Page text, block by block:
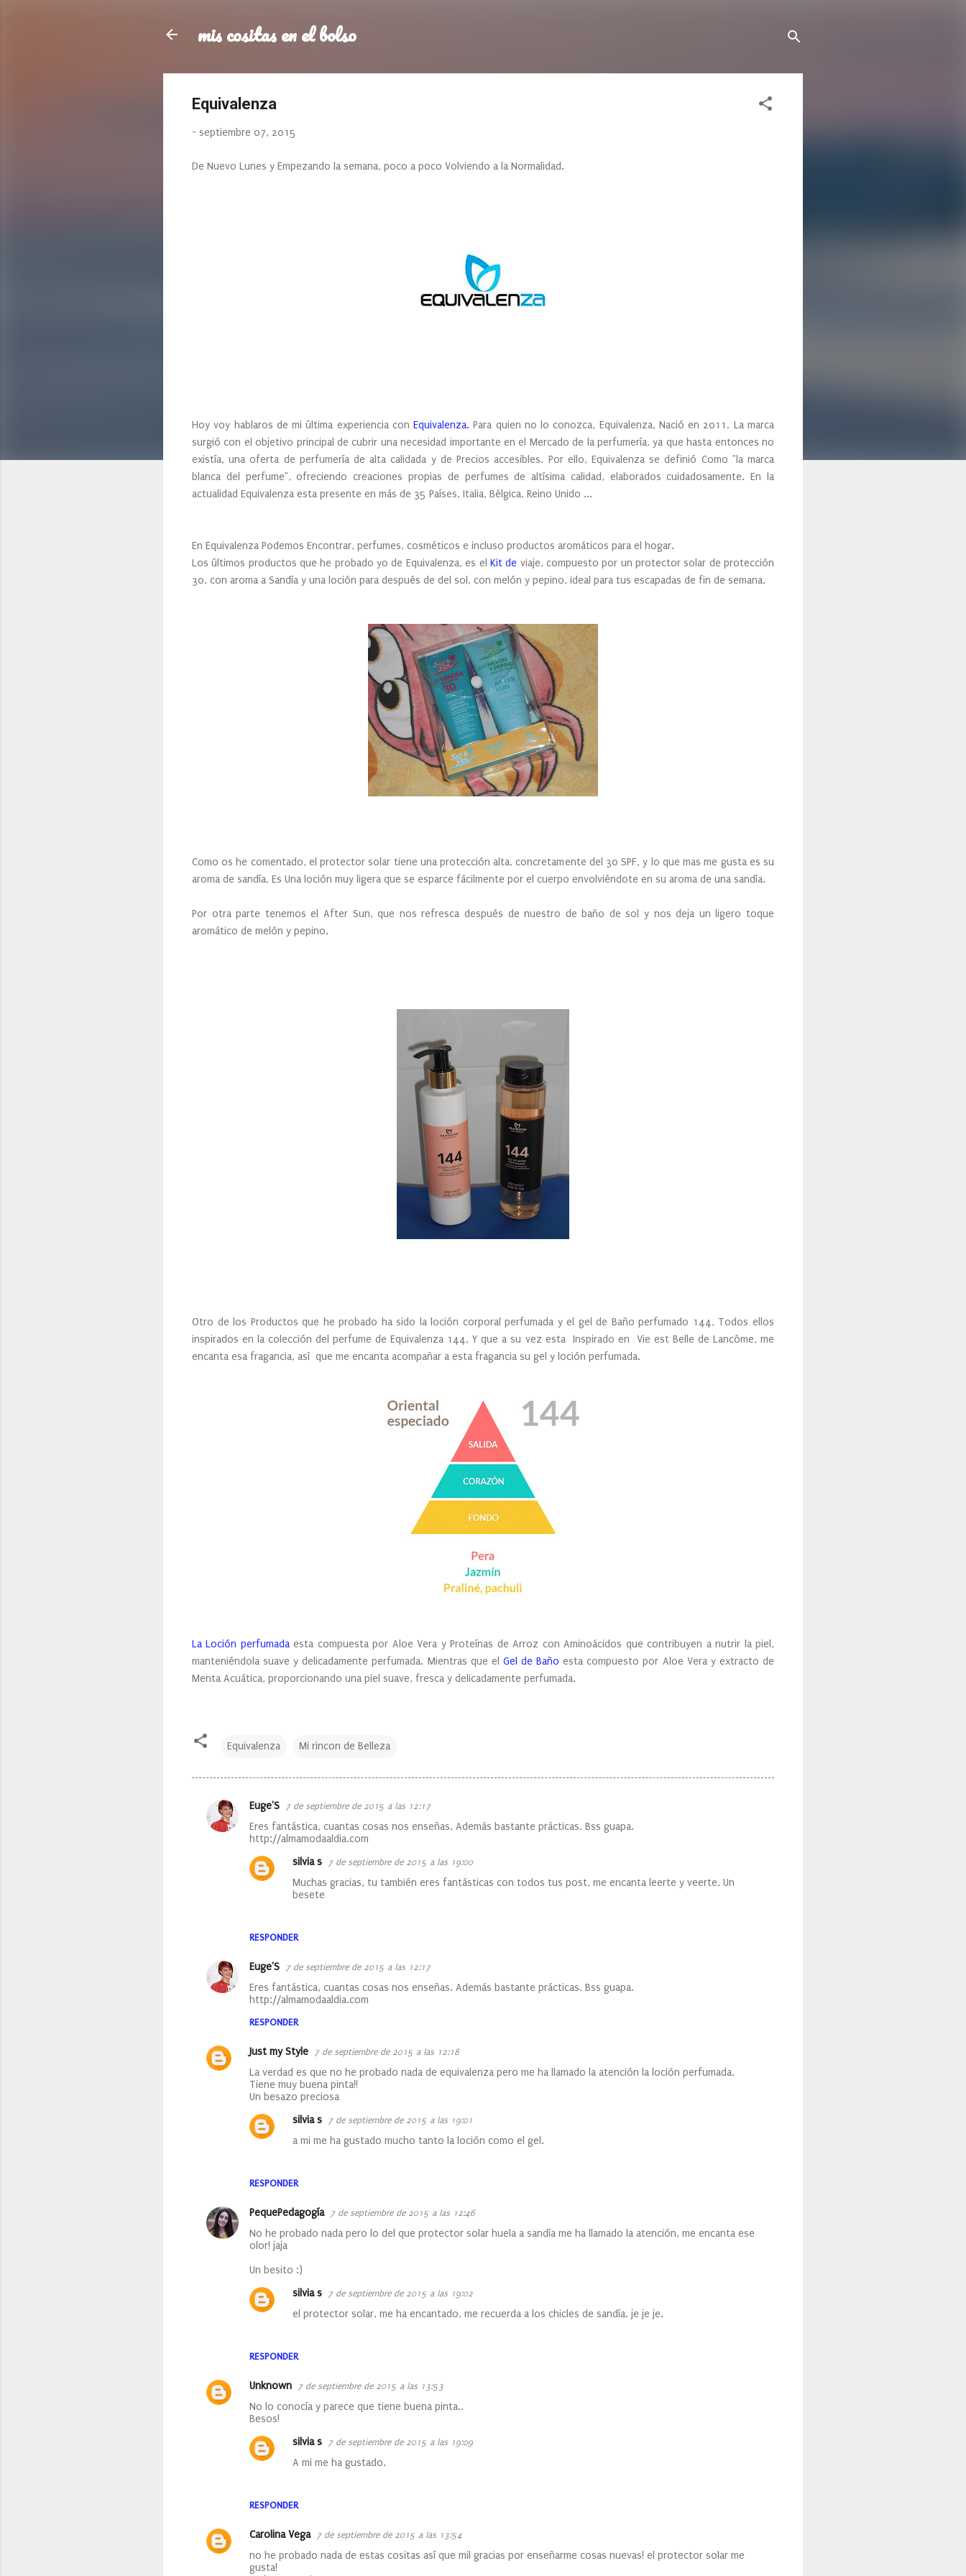
mis cositas en el bolso
Equivalenza
- septiembre 07, 2015
De Nuevo Lunes y Empezando la semana, poco a poco Volviendo a la Normalidad.
Hoy voy hablaros de mi última experiencia conEquivalenza.Para quien no lo conozca, Equivalenza, Nació en 2011. La marca
surgió con el objetivo principal de cubrir una necesidad importante en el Mercado de la perfumería, ya que hasta entonces no
existía, una oferta de perfumería de alta calidada y de Precios accesibles. Por ello, Equivalenza se definió Como "la marca
blanca del perfume", ofreciendo creaciones propias de perfumes de altísima calidad, elaborados cuidadosamente. En la
actualidad Equivalenza esta presente en más de 35 Países, Italia, Bélgica, Reino Unido ...
En Equivalenza Podemos Encontrar, perfumes, cosméticos e incluso productos aromáticos para el hogar.
Los últimos productos que he probado yo de Equivalenza, es el Kit de viaje, compuesto por un protector solar de protección
30, con aroma a Sandía y una loción para después de del sol, con melón y pepino, ideal para tus escapadas de fin de semana.
Como os he comentado, el protector solar tiene una protección alta, concretamente del 30 SPF, y lo que mas me gusta es su
aroma de sandía. Es Una loción muy ligera que se esparce fácilmente por el cuerpo envolviéndote en su aroma de una sandía.
Por otra parte tenemos el After Sun, que nos refresca después de nuestro de baño de sol y nos deja un ligero toque
aromático de melón y pepino.
Otro de los Productos que he probado ha sido la loción corporal perfumada y el gel de Baño perfumado 144, Todos ellos
inspirados en la colección del perfume de Equivalenza 144, Y que a su vez esta Inspirado en Vie est Belle de Lancôme, me
encanta esa fragancia, así que me encanta acompañar a esta fragancia su gel y loción perfumada.
La Loción perfumadaesta compuesta por Aloe Vera y Proteínas de Arroz con Aminoácidos que contribuyen a nutrir la piel,
manteniéndola suave y delicadamente perfumada. Mientras que el Gel de Baño esta compuesto por Aloe Vera y extracto de
Menta Acuática, proporcionando una piel suave, fresca y delicadamente perfumada.
Equivalenza Mi rincon de Belleza
C
i
Euge'S 7 de septiembre de 2015 a las 12:17
Eres fantástica, cuantas cosas nos enseñas. Además bastante prácticas. Bss guapa.
http://almamodaaldia.com
RESPONDER
silvia s 7 de septiembre de 2015 a las 19:00
Muchas gracias, tu también eres fantásticas con todos tus post, me encanta leerte y veerte. Un
besete
Euge'S 7 de septiembre de 2015 a las 12:17
Eres fantástica, cuantas cosas nos enseñas. Además bastante prácticas. Bss guapa.
http://almamodaaldia.com
RESPONDER
Just my Style 7 de septiembre de 2015 a las 12:18
La verdad es que no he probado nada de equivalenza pero me ha llamado la atención la loción perfumada.
Tiene muy buena pinta!!
Un besazo preciosa
RESPONDER
silvia s 7 de septiembre de 2015 a las 19:01
a mi me ha gustado mucho tanto la loción como el gel.
PequePedagogía 7 de septiembre de 2015 a las 12:46
No he probado nada pero lo del que protector solar huela a sandía me ha llamado la atención, me encanta ese
olor! jaja
Un besito :)
RESPONDER
silvia s 7 de septiembre de 2015 a las 19:02
el protector solar, me ha encantado, me recuerda a los chicles de sandía. je je je.
Unknown 7 de septiembre de 2015 a las 13:53
No lo conocía y parece que tiene buena pinta..
Besos!
RESPONDER
silvia s 7 de septiembre de 2015 a las 19:09
A mi me ha gustado.
Carolina Vega 7 de septiembre de 2015 a las 13:54
no he probado nada de estas cositas así que mil gracias por enseñarme cosas nuevas! el protector solar me
gusta!